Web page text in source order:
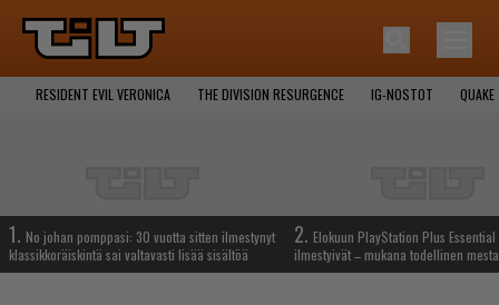
RESIDENT EVIL VERONICA THE DIVISION RESURGENCE IG-NOSTOT QUAKE
1. No johan pomppasi: 30 vuotta sitten ilmestynyt
klassikkoräiskintä sai valtavasti lisää sisältöä
2. Elokuun PlayStation Plus
ilmestyivät – mukana todellinen